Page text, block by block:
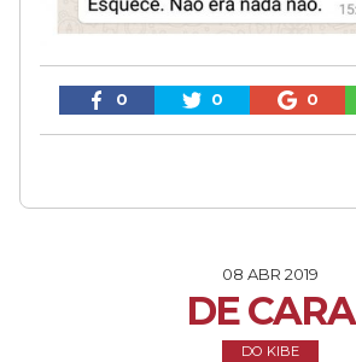
0 0 0
08 ABR 2019
DE CARA
DO KIBE